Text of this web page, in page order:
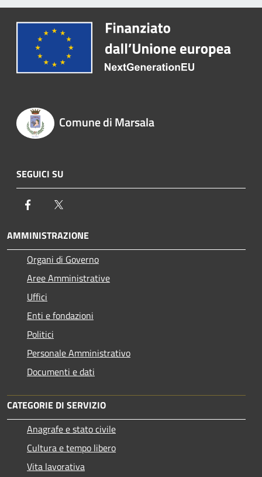
Comune di Marsala
SEGUICI SU
Facebook
AMMINISTRAZIONE
Organi di Governo
Aree Amministrative
Uffici
Enti e fondazioni
Politici
Personale Amministrativo
Documenti e dati
CATEGORIE DI SERVIZIO
Anagrafe e stato civile
Cultura e tempo libero
Vita lavorativa